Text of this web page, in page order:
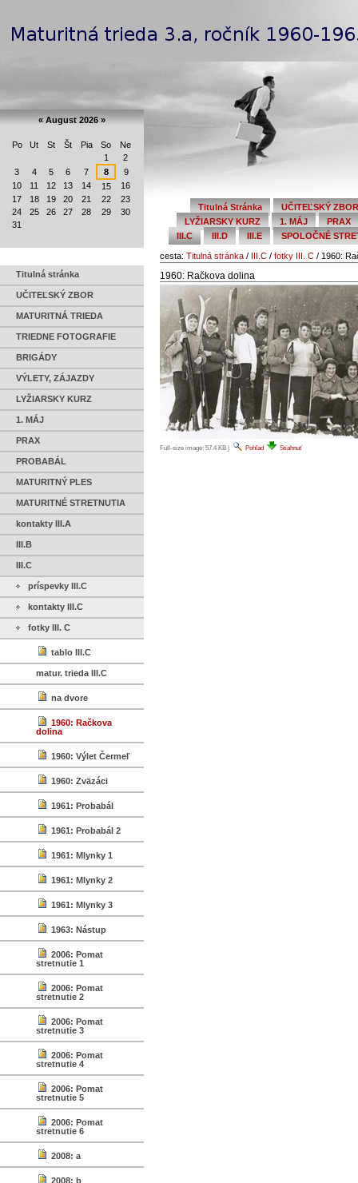
Titulná Stránka
UČITEĽSKÝ ZBOR
LYŽIARSKY KURZ
1. MÁJ
PRAX
III.C
III.D III.E SPOLOČNÉ
cesta: Titulná stránka / III.C / fotky III. C / 1960:
1960: Račkova dolina
Full-size image: 57.4 KB | Pohľad Stiahnuť
«August 2026»
Po Ut St Št Pia So
Ne
1
2
3
4 5 6 7 8
9
10
11 12 13 14 15
16
17
18 19 20 21 22
23
24
25 26 27 28 29
30
31
Titulná stránka
UČITEĽSKÝ ZBOR
MATURITNÁ TRIEDA
TRIEDNE FOTOGRAFIE
BRIGÁDY
VÝLETY, ZÁJAZDY
LYŽIARSKY KURZ
1. MÁJ
PRAX
PROBABÁL
MATURITNÝ PLES
MATURITNÉ STRETNUTIA
kontakty III.A
III.B
III.C
príspevky III.C
kontakty III.C
fotky III. C
tablo III.C
matur. trieda III.C
na dvore
1960: Račkova
dolina
1960: Výlet Čermeľ
1960: Zväzáci
1961: Probabál
1961: Probabál 2
1961: Mlynky 1
1961: Mlynky 2
1961: Mlynky 3
1963: Nástup
2006: Pomat
stretnutie 1
2006: Pomat
stretnutie 2
2006: Pomat
stretnutie 3
2006: Pomat
stretnutie 4
2006: Pomat
stretnutie 5
2006: Pomat
stretnutie 6
2008: a
2008: b